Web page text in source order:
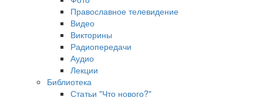
Православное телевидение
Видео
Викторины
Радиопередачи
Аудио
Лекции
Библиотека
Статьи "Что нового?"